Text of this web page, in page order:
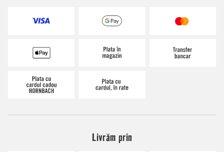
Livrăm prin